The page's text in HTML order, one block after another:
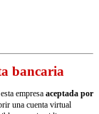
bancaria
empresa aceptada por
una cuenta virtual